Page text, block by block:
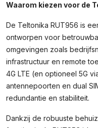
Waarom kiezen voor de
De Teltonika RUT956 is
ontworpen voor
omgevingen zoals
infrastructuur en remote
4G LTE (en optioneel 5G
antennepoorten en dual
redundantie en stabiliteit.
Dankzij de robuuste